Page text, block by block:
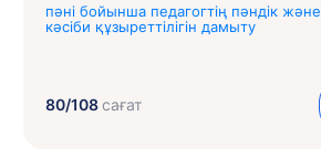
пәні бойынша педагогтің пәндік және
кәсіби құзыреттілігін дамыту
80/108сағат